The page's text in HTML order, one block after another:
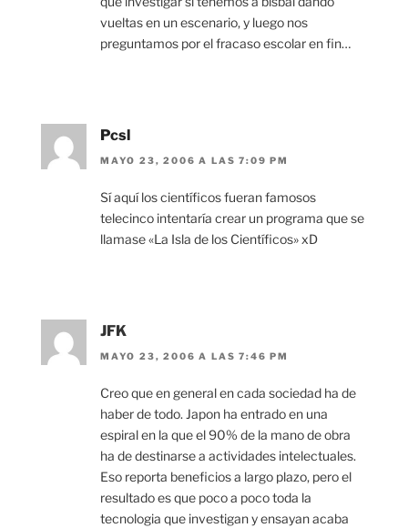
vueltas en un escenario, y luego nos
preguntamos por el fracaso escolar en fin…
Pcsl
MAYO 23, 2006 A LAS 7:09 PM
Sí aquí los científicos fueran famosos
telecinco intentaría crear un programa que se
llamase «La Isla de los Científicos» xD
JFK
MAYO 23, 2006 A LAS 7:46 PM
Creo que en general en cada sociedad ha de
haber de todo. Japon ha entrado en una
espiral en la que el 90% de la mano de obra
ha de destinarse a actividades intelectuales.
Eso reporta beneficios a largo plazo, pero el
resultado es que poco a poco toda la
tecnologia que investigan y ensayan acaba